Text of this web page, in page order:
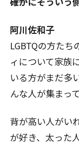
阿川佐和子
LGBTQの方た
ィについて家族
いる方がまだ多
んな人が集まっ
背が高い人がい
が好き、太った